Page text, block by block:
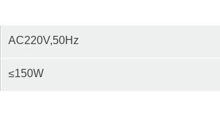
AC220V,50Hz
≤150W